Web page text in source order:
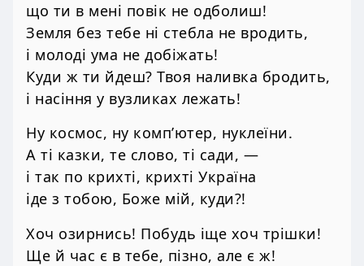
що ти в мені повік не одболиш!
Земля без тебе ні стебла не вродить,
і молоді ума не добіжать!
Куди ж ти йдеш? Твоя наливка бродить,
і насіння у вузликах лежать!
Ну космос, ну комп’ютер, нуклеїни.
А ті казки, те слово, ті сади, —
і так по крихті, крихті Україна
іде з тобою, Боже мій, куди?!
Хоч озирнись! Побудь іще хоч трішки!
Ще й час є в тебе, пізно, але є ж!